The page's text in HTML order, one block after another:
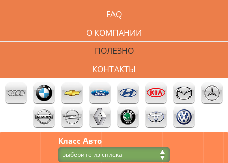
FAQ
О КОМПАНИИ
ПОЛЕЗНО
КОНТАКТЫ
Класс Авто
выберите из списка